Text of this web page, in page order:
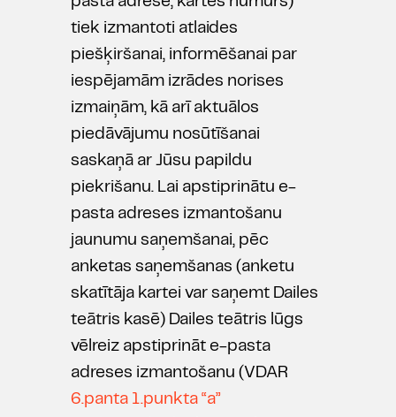
tiek izmantoti atlaides
piešķiršanai, informēšanai par
iespējamām izrādes norises
izmaiņām, kā arī aktuālos
piedāvājumu nosūtīšanai
saskaņā ar Jūsu papildu
piekrišanu. Lai apstiprinātu e-
pasta adreses izmantošanu
jaunumu saņemšanai, pēc
anketas saņemšanas (anketu
skatītāja kartei var saņemt Dailes
teātris kasē) Dailes teātris lūgs
vēlreiz apstiprināt e-pasta
adreses izmantošanu (VDAR
6.panta 1.punkta “a”